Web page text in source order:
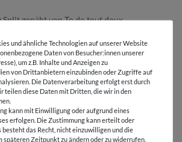
Split genäht von To do tout doux
DAZU:
und ähnliche Technologien auf unserer Website
Daten von Besucher:innen unserer
um z.B. Inhalte und Anzeigen zu
von Drittanbietern einzubinden oder Zugriffe auf
Die Datenverarbeitung erfolgt erst durch
teilen diese Daten mit Dritten, die wir in den
kann mit Einwilligung oder aufgrund eines
erfolgen. Die Zustimmung kann erteilt oder
besteht das Recht, nicht einzuwilligen und die
späteren Zeitpunkt zu ändern oder zu widerrufen.